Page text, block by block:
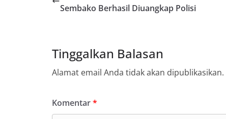
Sembako Berhasil Diuangkap Polisi
Tinggalkan Balasan
Alamat email Anda tidak akan dipublikasikan.
Komentar*